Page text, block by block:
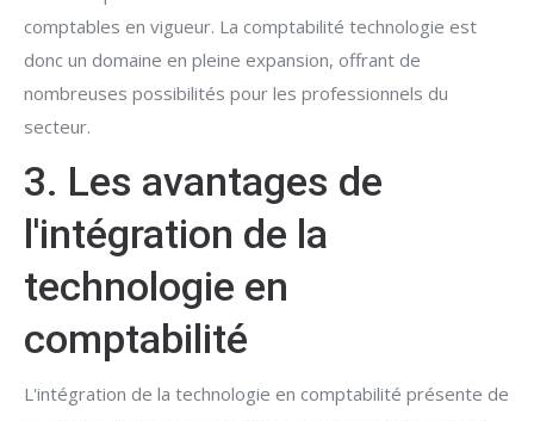
comptables en vigueur. La comptabilité technologie est
donc un domaine en pleine expansion, offrant de
nombreuses possibilités pour les professionnels du
secteur.
3. Les avantages de
l'intégration de la
technologie en
comptabilité
L'intégration de la technologie en comptabilité présente de